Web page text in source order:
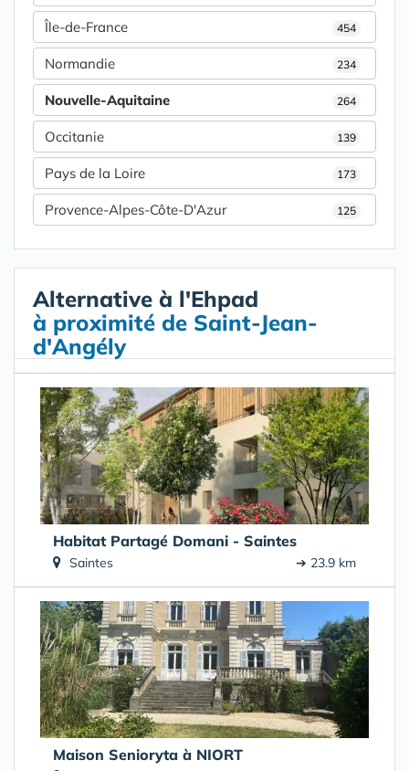
Île-de-France 454
Normandie 234
Nouvelle-Aquitaine 264
Occitanie 139
Pays de la Loire 173
Provence-Alpes-Côte-D'Azur 125
Alternative à l'Ehpad
à proximité de Saint-Jean-
d'Angély
Habitat Partagé Domani - Saintes
Saintes ➔ 23.9 km
Maison Senioryta à NIORT